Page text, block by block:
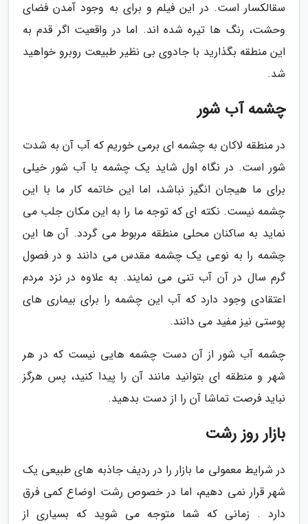
سقالکسار است. در این فیلم و برای به وجود آمدن فضای
وحشت، رنگ ها تیره شده اند. اما در واقعیت اگر قدم به
این منطقه بگذارید با جادوی بی نظیر طبیعت روبرو خواهید
شد.
چشمه آب شور
در منطقه لاکان به چشمه ای برمی خوریم که آب آن به شدت
شور است. در نگاه اول شاید یک چشمه با آب شور خیلی
برای ما هیجان انگیز نباشد، اما این خاتمه کار ما با این
چشمه نیست. نکته ای که توجه ما را به این مکان جلب می
نماید به ساکنان محلی منطقه مربوط می گردد. آن ها این
چشمه را به نوعی یک چشمه مقدس می دانند و در فصول
گرم سال در آن آب تنی می نمایند. به علاوه در نزد مردم
اعتقادی وجود دارد که آب این چشمه را برای بیماری های
پوستی نیز مفید می دانند.
چشمه آب شور از آن دست چشمه هایی نیست که در هر
شهر و منطقه ای بتوانید مانند آن را پیدا کنید، پس هرگز
نباید فرصت تماشا آن را از دست بدهید.
بازار روز رشت
در شرایط معمولی ما بازار را در ردیف جاذبه های طبیعی یک
شهر قرار نمی دهیم، اما در خصوص رشت اوضاع کمی فرق
دارد . زمانی که شما متوجه می شوید که بسیاری از